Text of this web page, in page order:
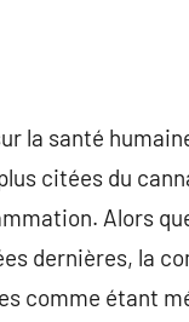
la santé
citées du
Alors
dernières, la
comme étant